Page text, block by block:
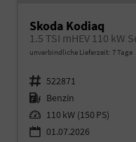
Skoda Kodiaq
unverbindliche Lieferzeit: 7 Tage
Fahrzeugnr. 522871
Kraftstoff Benzin
Leistung 110 kW (150 PS)
01.07.2026